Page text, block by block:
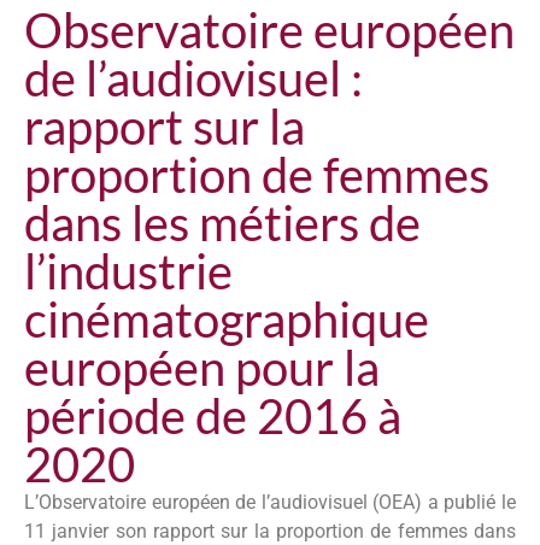
Observatoire européen
de l’audiovisuel :
rapport sur la
proportion de femmes
dans les métiers de
l’industrie
cinématographique
européen pour la
période de 2016 à
2020
L’Observatoire européen de l’audiovisuel (OEA) a publié le
11 janvier son rapport sur la proportion de femmes dans